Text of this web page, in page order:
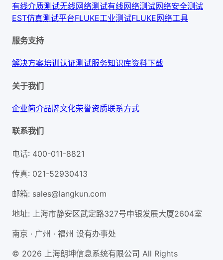
有线介质测试无线网络测试有线网络测试网络安全测试
EST仿真测试平台FLUKE工业测试FLUKE网络工具
服务支持
解决方案培训认证测试服务知识库资料下载
关于我们
企业简介品牌文化荣誉资质联系方式
联系我们
电话: 400-011-8821
传真: 021-52930413
邮箱: sales@langkun.com
地址:
上海市静安区武定路327号申银发展大厦2604室
南京 · 广州 · 福州 设有办事处
© 2026 上海朗坤信息系统有限公司 All Rights